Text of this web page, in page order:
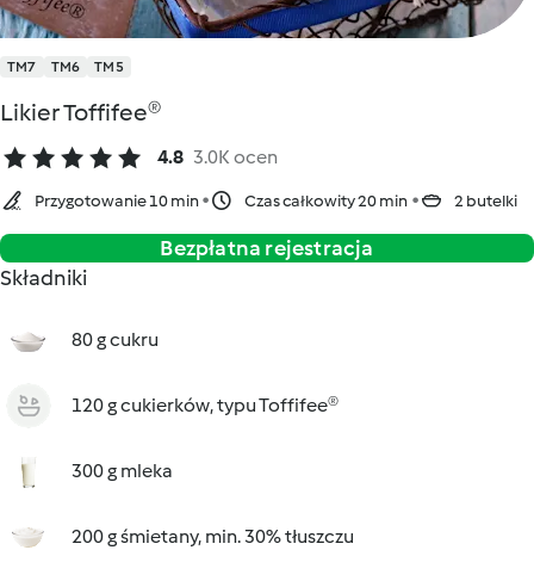
TM7 TM6 TM5
Likier Toffifee®
4.8 3.0K ocen
Przygotowanie 10 min Czas całkowity 20 min 2 butelki
Bezpłatna rejestracja
Składniki
80 g cukru
120 g cukierków, typu Toffifee®
300 g mleka
200 g śmietany, min. 30% tłuszczu